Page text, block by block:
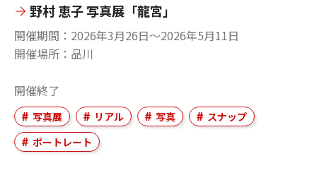
野村 恵子 写真展「龍宮」
開催期間
2026年3月26日〜2026年5月11日
開催場所
品川
開催終了
写真展 リアル 写真
スナップ
ポートレート